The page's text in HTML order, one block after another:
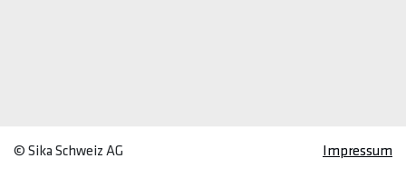
© Sika Schweiz AG Impressum